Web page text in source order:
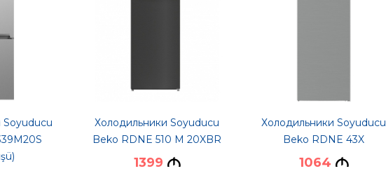
Soyuducu
Холодильники Soyuducu
Beko RDNE 510 M 20XBR
1399 M
Холодильники Soyuducu
Beko RDNE 43X
1064 M